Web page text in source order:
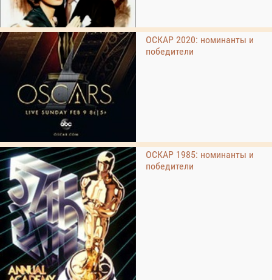
ОСКАР 2020: номинанты и
победители
ОСКАР 1985: номинанты и
победители